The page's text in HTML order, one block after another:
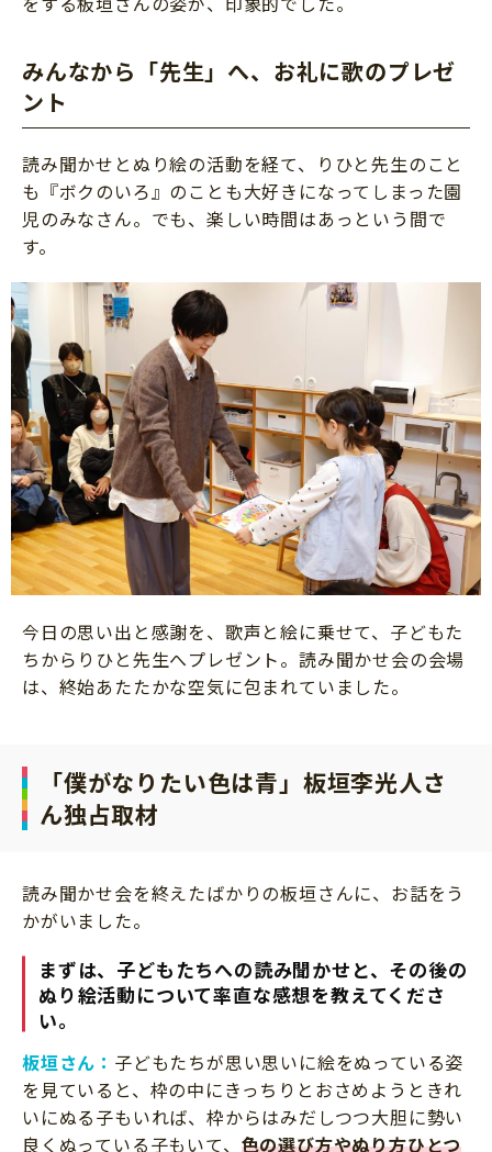
みんなから「先生」へ、お礼に歌のプレゼ
ント
読み聞かせとぬり絵の活動を経て、りひと先生のこと
も『ボクのいろ』のことも大好きになってしまった園
児のみなさん。でも、楽しい時間はあっという間で
す。
今日の思い出と感謝を、歌声と絵に乗せて、子どもた
ちからりひと先生へプレゼント。読み聞かせ会の会場
は、終始あたたかな空気に包まれていました。
「僕がなりたい色は青」板垣李光人さ
ん独占取材
読み聞かせ会を終えたばかりの板垣さんに、お話をう
かがいました。
まずは、子どもたちへの読み聞かせと、その後の
ぬり絵活動について率直な感想を教えてくださ
い。
板垣さん： 子どもたちが思い思いに絵をぬっている姿
を見ていると、枠の中にきっちりとおさめようときれ
いにぬる子もいれば、枠からはみだしつつ大胆に勢い
良くぬっている子もいて、 色の選び方やぬり方ひとつ